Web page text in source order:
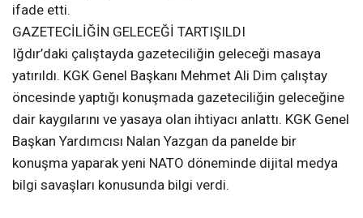
ifade etti.
GAZETECİLİĞİN GELECEĞİ TARTIŞILDI
Iğdır’daki çalıştayda gazeteciliğin geleceği masaya
yatırıldı. KGK Genel Başkanı Mehmet Ali Dim çalıştay
öncesinde yaptığı konuşmada gazeteciliğin geleceğine
dair kaygılarını ve yasaya olan ihtiyacı anlattı. KGK Genel
Başkan Yardımcısı Nalan Yazgan da panelde bir
konuşma yaparak yeni NATO döneminde dijital medya
bilgi savaşları konusunda bilgi verdi.